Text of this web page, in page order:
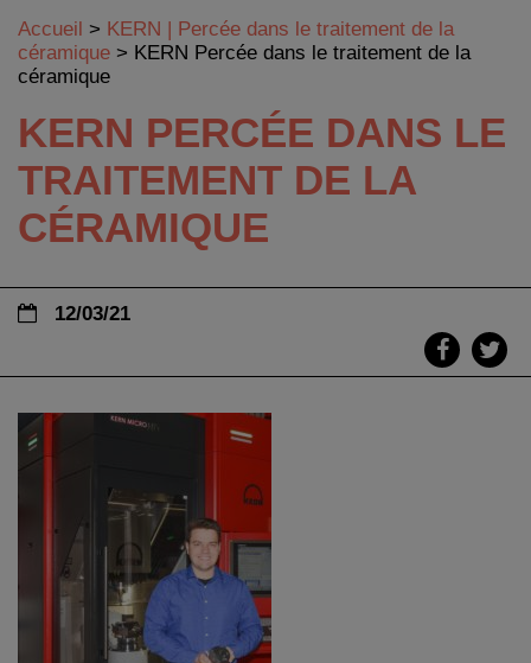
Accueil > KERN | Percée dans le traitement de la
céramique > KERN Percée dans le traitement de la
céramique
KERN PERCÉE DANS LE
TRAITEMENT DE LA
CÉRAMIQUE
12/03/21